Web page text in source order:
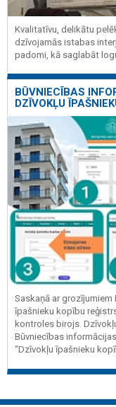
Kvalitatīvu, delikātu
dzīvojamās istabas
padomi, kā saglabāt
BŪVNIECĪBAS
DZĪVOKĻU
Saskaņā ar
īpašnieku kopību
kontroles birojs.
Būvniecības
“Dzīvokļu īpašnieku